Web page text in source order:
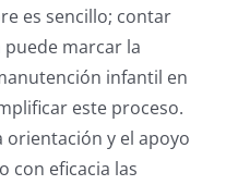
es sencillo; contar
puede marcar la
infantil en
este proceso.
orientación y el apoyo
con eficacia las